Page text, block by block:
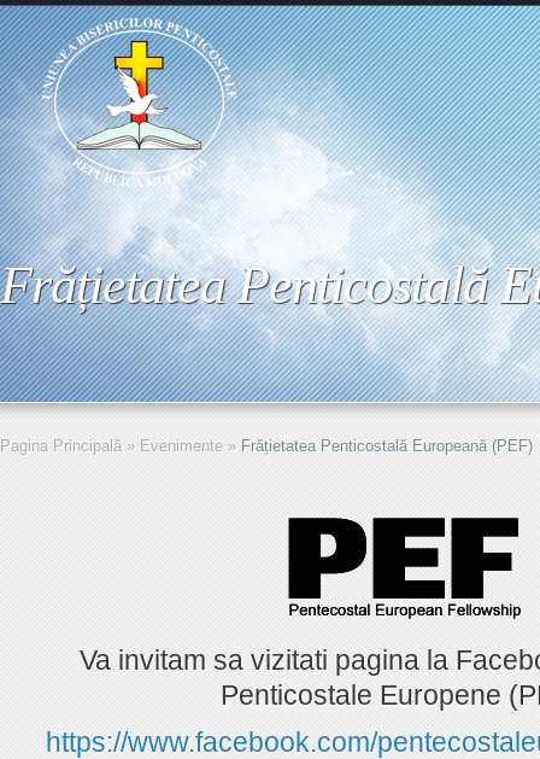
Frățietatea Penticostală
Pagina Principală » Evenimente » Frățietatea Penticostală Europeană (PEF)
Va invitam sa vizitati pagina la
Penticostale Europene
https://www.facebook.com/